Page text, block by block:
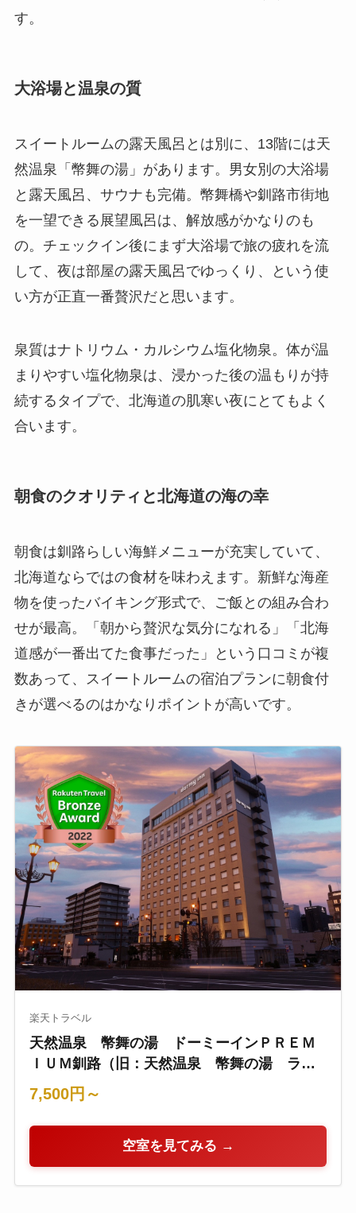
す。
大浴場と温泉の質
スイートルームの露天風呂とは別に、13階には天
然温泉「幣舞の湯」があります。男女別の大浴場
と露天風呂、サウナも完備。幣舞橋や釧路市街地
を一望できる展望風呂は、解放感がかなりのも
の。チェックイン後にまず大浴場で旅の疲れを流
して、夜は部屋の露天風呂でゆっくり、という使
い方が正直一番贅沢だと思います。
泉質はナトリウム・カルシウム塩化物泉。体が温
まりやすい塩化物泉は、浸かった後の温もりが持
続するタイプで、北海道の肌寒い夜にとてもよく
合います。
朝食のクオリティと北海道の海の幸
朝食は釧路らしい海鮮メニューが充実していて、
北海道ならではの食材を味わえます。新鮮な海産
物を使ったバイキング形式で、ご飯との組み合わ
せが最高。「朝から贅沢な気分になれる」「北海
道感が一番出てた食事だった」という口コミが複
数あって、スイートルームの宿泊プランに朝食付
きが選べるのはかなりポイントが高いです。
楽天トラベル
天然温泉 幣舞の湯 ドーミーインＰＲＥＭ
ＩＵＭ釧路（旧：天然温泉 幣舞の湯 ラビ
スタ釧路川）
7,500円～
空室を見てみる →